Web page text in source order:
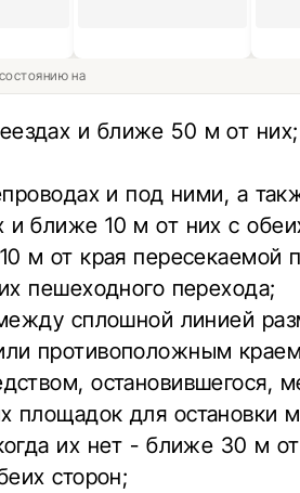
на
и ближе 50 м от них;
и под ними, а
ближе 10 м от них с
м от края пересекаемой
пешеходного перехода;
сплошной линией
противоположным
остановившегося,
площадок для остановки
их нет - ближе 30 м
сторон;